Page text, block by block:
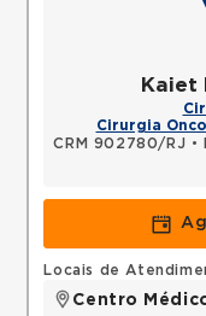
Kaiet
Cirurgia
CRM 902780/RJ •
Locais de
Centro